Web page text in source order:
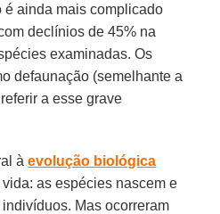
é ainda mais complicado
declínios de 45% na
examinadas. Os
defaunação (semelhante a
a esse grave
àevolução biológica
as espécies nascem e
Mas ocorreram